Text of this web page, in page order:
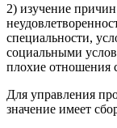
2) изучение
специальности,
социальными
плохие отношения
Для управления
значение имеет